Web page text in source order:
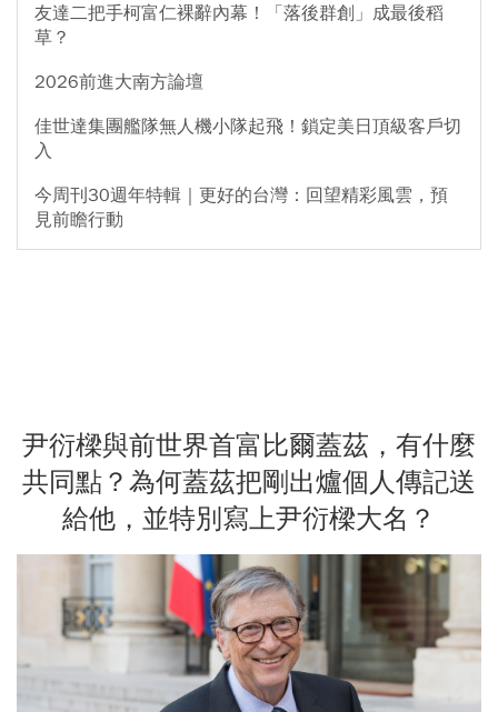
友達二把手柯富仁裸辭內幕！「落後群創」成最後稻
草？
2026前進大南方論壇
佳世達集團艦隊無人機小隊起飛！鎖定美日頂級客戶切
入
今周刊30週年特輯｜更好的台灣：回望精彩風雲，預
見前瞻行動
尹衍樑與前世界首富比爾蓋茲，有什麼
共同點？為何蓋茲把剛出爐個人傳記送
給他，並特別寫上尹衍樑大名？